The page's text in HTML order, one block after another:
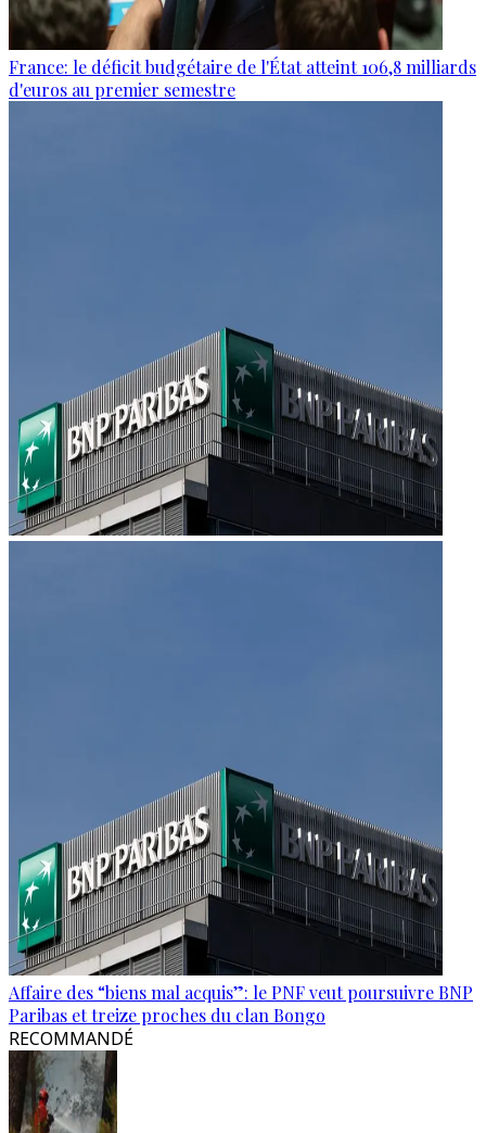
France: le déficit budgétaire de l'État atteint 106,8 milliards
d'euros au premier semestre
Affaire des “biens mal acquis”: le PNF veut poursuivre BNP
Paribas et treize proches du clan Bongo
RECOMMANDÉ